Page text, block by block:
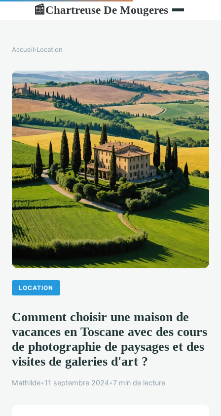
📰Chartreuse De Mougeres
Accueil›Location
LOCATION
Comment choisir une maison de
vacances en Toscane avec des cours
de photographie de paysages et des
visites de galeries d'art ?
Mathilde•11 septembre 2024•7 min de lecture